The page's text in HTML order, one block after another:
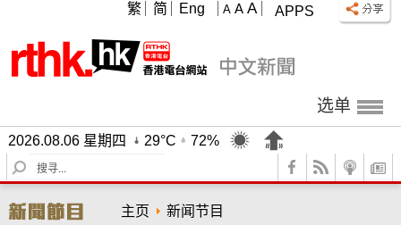
APPS
A A A
繁 简 Eng
选单
2026.08.06 星期四 29°C
72%
S
e
r
主页 新闻节目